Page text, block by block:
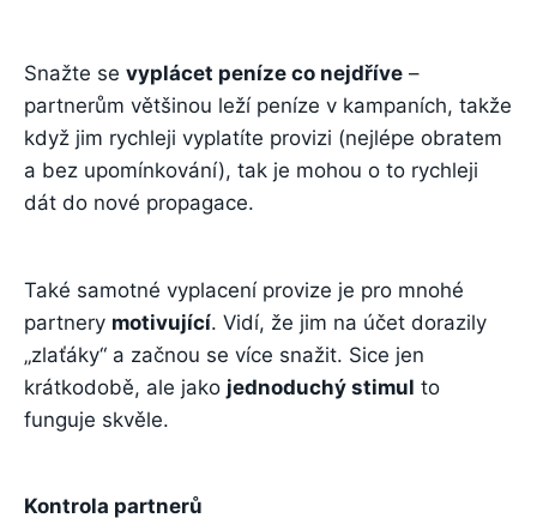
Snažte se vyplácet peníze co nejdříve –
partnerům většinou leží peníze v kampaních, takže
když jim rychleji vyplatíte provizi (nejlépe obratem
a bez upomínkování), tak je mohou o to rychleji
dát do nové propagace.
Také samotné vyplacení provize je pro mnohé
partnery motivující. Vidí, že jim na účet dorazily
„zlaťáky“ a začnou se více snažit. Sice jen
krátkodobě, ale jako jednoduchý stimul to
funguje skvěle.
Kontrola partnerů